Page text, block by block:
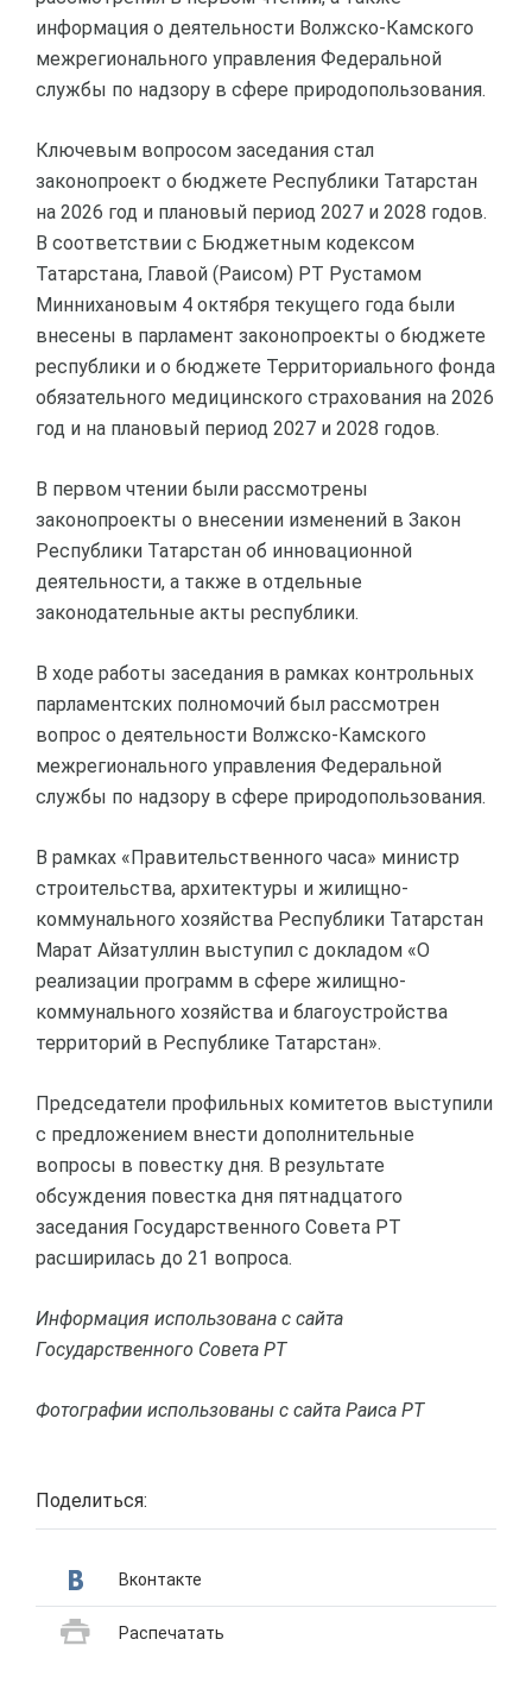
информация о деятельности Волжско-Камского
межрегионального управления Федеральной
службы по надзору в сфере природопользования.
Ключевым вопросом заседания стал
законопроект о бюджете Республики Татарстан
на 2026 год и плановый период 2027 и 2028 годов.
В соответствии с Бюджетным кодексом
Татарстана, Главой (Раисом) РТ Рустамом
Миннихановым 4 октября текущего года были
внесены в парламент законопроекты о бюджете
республики и о бюджете Территориального фонда
обязательного медицинского страхования на 2026
год и на плановый период 2027 и 2028 годов.
В первом чтении были рассмотрены
законопроекты о внесении изменений в Закон
Республики Татарстан об инновационной
деятельности, а также в отдельные
законодательные акты республики.
В ходе работы заседания в рамках контрольных
парламентских полномочий был рассмотрен
вопрос о деятельности Волжско-Камского
межрегионального управления Федеральной
службы по надзору в сфере природопользования.
В рамках «Правительственного часа» министр
строительства, архитектуры и жилищно-
коммунального хозяйства Республики Татарстан
Марат Айзатуллин выступил с докладом «О
реализации программ в сфере жилищно-
коммунального хозяйства и благоустройства
территорий в Республике Татарстан».
Председатели профильных комитетов выступили
с предложением внести дополнительные
вопросы в повестку дня. В результате
обсуждения повестка дня пятнадцатого
заседания Государственного Совета РТ
расширилась до 21 вопроса.
Информация использована с сайта
Государственного Совета РТ
Фотографии использованы с сайта Раиса РТ
Поделиться:
Вконтакте
Распечатать